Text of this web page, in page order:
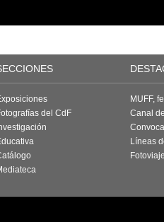
del CdF
MUFF,
Canal
Líneas